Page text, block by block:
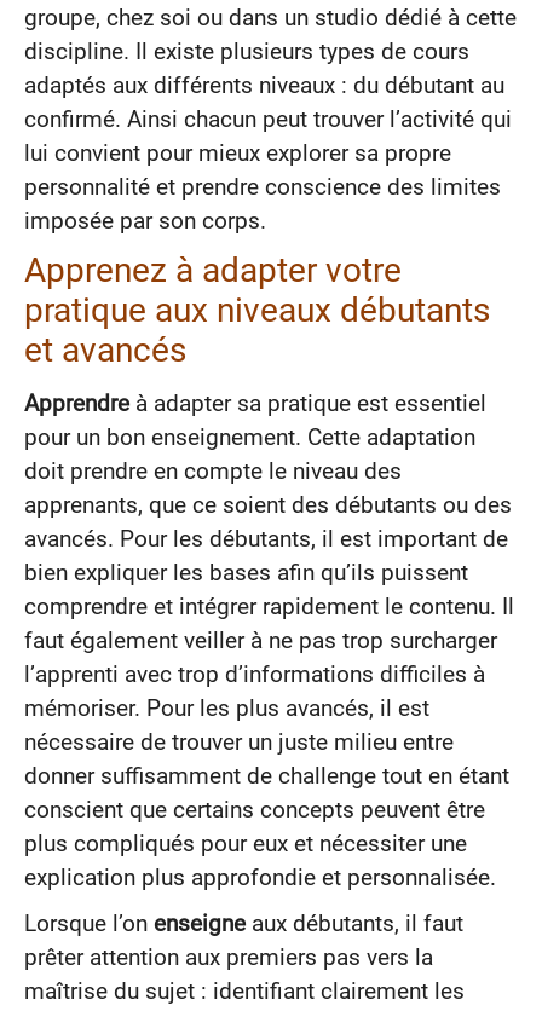
groupe, chez soi ou dans un studio dédié à cette
discipline. Il existe plusieurs types de cours
adaptés aux différents niveaux : du débutant au
confirmé. Ainsi chacun peut trouver l’activité qui
lui convient pour mieux explorer sa propre
personnalité et prendre conscience des limites
imposée par son corps.
Apprenez à adapter votre
pratique aux niveaux débutants
et avancés
Apprendreà adapter sa pratique est essentiel
pour un bon enseignement. Cette adaptation
doit prendre en compte le niveau des
apprenants, que ce soient des débutants ou des
avancés. Pour les débutants, il est important de
bien expliquer les bases afin qu’ils puissent
comprendre et intégrer rapidement le contenu. Il
faut également veiller à ne pas trop surcharger
l’apprenti avec trop d’informations difficiles à
mémoriser. Pour les plus avancés, il est
nécessaire de trouver un juste milieu entre
donner suffisamment de challenge tout en étant
conscient que certains concepts peuvent être
plus compliqués pour eux et nécessiter une
explication plus approfondie et personnalisée.
Lorsque l’on enseigneaux débutants, il faut
prêter attention aux premiers pas vers la
maîtrise du sujet : identifiant clairement les